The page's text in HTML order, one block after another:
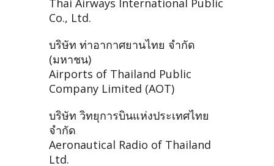
Thai Airways International Public
Co., Ltd.
บริษัท ท่าอากาศยานไทย จำกัด
(มหาชน)
Airports of Thailand Public
Company Limited (AOT)
บริษัท วิทยุการบินแห่งประเทศไทย
จำกัด
Aeronautical Radio of Thailand
Ltd.